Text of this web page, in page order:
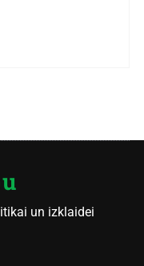
un izklaidei